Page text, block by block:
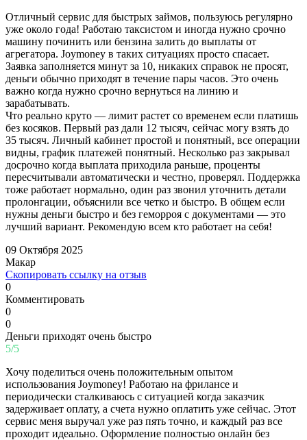
Отличный сервис для быстрых займов, пользуюсь регулярно
уже около года! Работаю таксистом и иногда нужно срочно
машину починить или бензина залить до выплаты от
агрегатора. Joymoney в таких ситуациях просто спасает.
Заявка заполняется минут за 10, никаких справок не просят,
деньги обычно приходят в течение пары часов. Это очень
важно когда нужно срочно вернуться на линию и
зарабатывать.
Что реально круто — лимит растет со временем если платишь
без косяков. Первый раз дали 12 тысяч, сейчас могу взять до
35 тысяч. Личный кабинет простой и понятный, все операции
видны, график платежей понятный. Несколько раз закрывал
досрочно когда выплата приходила раньше, проценты
пересчитывали автоматически и честно, проверял. Поддержка
тоже работает нормально, один раз звонил уточнить детали
пролонгации, объяснили все четко и быстро. В общем если
нужны деньги быстро и без геморроя с документами — это
лучший вариант. Рекомендую всем кто работает на себя!
09 Октября 2025
Макар
Скопировать ссылку на отзыв
0
Комментировать
0
0
Деньги приходят очень быстро
5/5
Хочу поделиться очень положительным опытом
использования Joymoney! Работаю на фрилансе и
периодически сталкиваюсь с ситуацией когда заказчик
задерживает оплату, а счета нужно оплатить уже сейчас. Этот
сервис меня выручал уже раз пять точно, и каждый раз все
проходит идеально. Оформление полностью онлайн без